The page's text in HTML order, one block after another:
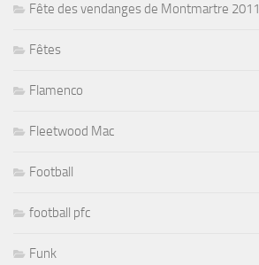
Fête des vendanges de Montmartre 2011
Fêtes
Flamenco
Fleetwood Mac
Football
football pfc
Funk